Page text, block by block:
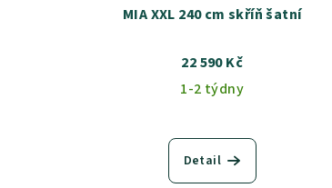
MIA XXL 240 cm skříň šatní
22 590 Kč
1-2 týdny
Detail